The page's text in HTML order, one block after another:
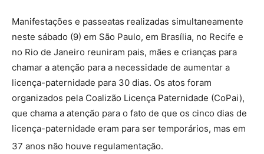
Manifestações e passeatas realizadas simultaneamente
neste sábado (9) em São Paulo, em Brasília, no Recife e
no Rio de Janeiro reuniram pais, mães e crianças para
chamar a atenção para a necessidade de aumentar a
licença-paternidade para 30 dias. Os atos foram
organizados pela Coalizão Licença Paternidade (CoPai),
que chama a atenção para o fato de que os cinco dias de
licença-paternidade eram para ser temporários, mas em
37 anos não houve regulamentação.